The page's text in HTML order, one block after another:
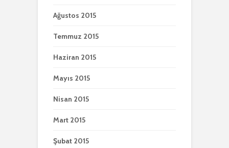
Ağustos 2015
Temmuz 2015
Haziran 2015
Mayıs 2015
Nisan 2015
Mart 2015
Şubat 2015